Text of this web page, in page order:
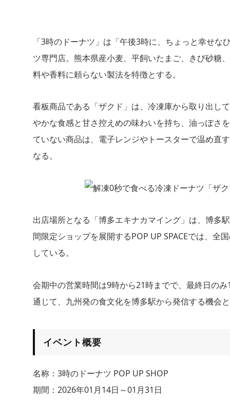
「3時のドーナツ」は「午後3時に、ちょっと幸せ
ツ専門店。熊本県産小麦、平飼いたまご、きび砂糖
料や香料に頼らない製法を特徴とする。
看板商品である「ザクド」は、冷凍庫から取り出し
やかな食感と甘さ控えめの味わいを持ち、油っぽさ
ていない商品は、電子レンジやトースターで温め直
なる。
出店場所となる「博多エキナカマイング」は、博多
間限定ショップを展開するPOP UP SPACEでは、
している。
会期中の営業時間は9時から21時までで、最終日の
通じて、九州発の食文化を博多駅から発信する機会
イベント概要
名称：3時のドーナツ POP UP SHOP
期間：2026年01月14日～01月31日